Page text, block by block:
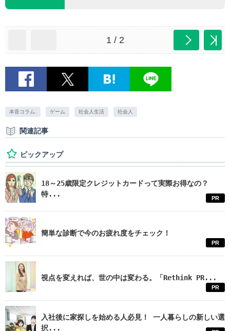
1 / 2
本音コラム. ゲーム 社会人生活 社会人
関連記事
ピックアップ
18～25歳限定クレジットカードって実際お得なの？
特...
PR
簡単な診断で今のお疲れ度をチェック！
PR
視点を変えれば、世の中は変わる。「Rethink PR...
PR
入社後に家探しを始める人必見！ 一人暮らしの新しい選
択...